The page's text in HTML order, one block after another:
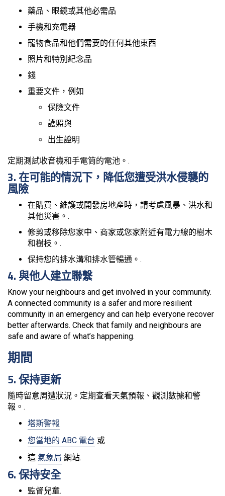
藥品、眼鏡或其他必需品
手機和充電器
寵物食品和他們需要的任何其他東西
照片和特別紀念品
錢
重要文件，例如
保險文件
護照與
出生證明
定期測試收音機和手電筒的電池。.
3. 在可能的情況下，降低您遭受洪水侵襲的
風險
在購買、維護或開發房地產時，請考慮風暴、洪水和
其他災害。.
修剪或移除您家中、商家或您家附近有電力線的樹木
和樹枝。.
保持您的排水溝和排水管暢通。.
4. 與他人建立聯繫
Know your neighbours and get involved in your community.
A connected community is a safer and more resilient
community in an emergency and can help everyone recover
better afterwards. Check that family and neighbours are
safe and aware of what’s happening.
期間
5. 保持更新
隨時留意周遭狀況。定期查看天氣預報、觀測數據和警
報。.
塔斯警報
您當地的 ABC 電台 或
這 氣象局 網站.
6. 保持安全
監督兒童.